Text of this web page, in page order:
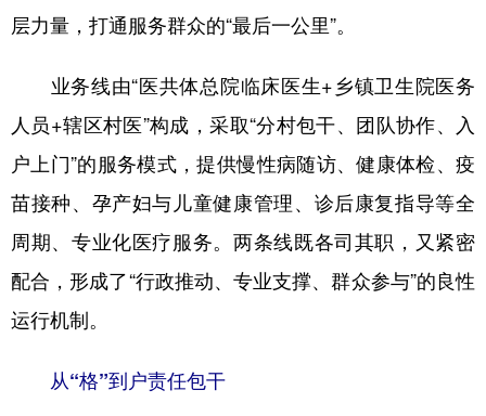
层力量，打通服务群众的“最后一公里”。
业务线由“医共体总院临床医生+乡镇卫生院医务
人员+辖区村医”构成，采取“分村包干、团队协作、入
户上门”的服务模式，提供慢性病随访、健康体检、疫
苗接种、孕产妇与儿童健康管理、诊后康复指导等全
周期、专业化医疗服务。两条线既各司其职，又紧密
配合，形成了“行政推动、专业支撑、群众参与”的良性
运行机制。
从“格”到户责任包干